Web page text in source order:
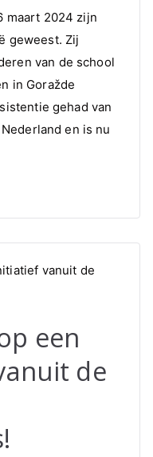
maart 2024 zijn
geweest. Zij
van de school
in Goražde
gehad van
en is nu
een
de